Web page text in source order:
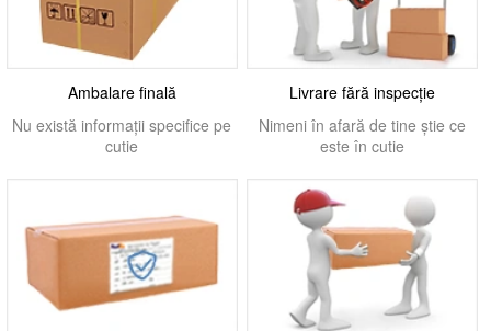
Ambalare finală
Nu există informații specifice pe
cutie
Livrare fără inspecție
Nimeni în afară de tine știe ce
este în cutie